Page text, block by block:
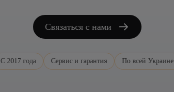
Связаться с нами
С 2017 года Сервис и гарантия По всей Украине